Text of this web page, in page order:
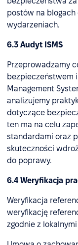
postów na
wydarzeniach.
6.3 Audyt ISMS
Przeprowadzamy
bezpieczeństwem
Management
analizujemy
dotyczące
ten ma na celu
standardami oraz
skuteczności
do poprawy.
6.4 Weryfikacja
Weryfikacja
weryfikację
zgodnie z